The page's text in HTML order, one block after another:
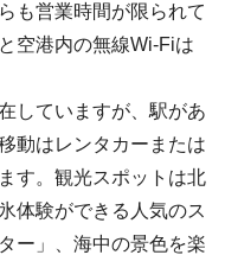
も営業時間が限られて
空港内の無線Wi-Fiは
していますが、駅があ
動はレンタカーまたは
す。観光スポットは北
体験ができる人気のス
ー」、海中の景色を楽